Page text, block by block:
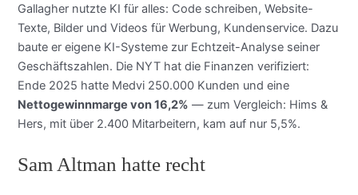
Gallagher nutzte KI für alles: Code schreiben, Website-
Texte, Bilder und Videos für Werbung, Kundenservice. Dazu
baute er eigene KI-Systeme zur Echtzeit-Analyse seiner
Geschäftszahlen. Die NYT hat die Finanzen verifiziert:
Ende 2025 hatte Medvi 250.000 Kunden und eine
Nettogewinnmarge von 16,2% — zum Vergleich: Hims &
Hers, mit über 2.400 Mitarbeitern, kam auf nur 5,5%.
Sam Altman hatte recht